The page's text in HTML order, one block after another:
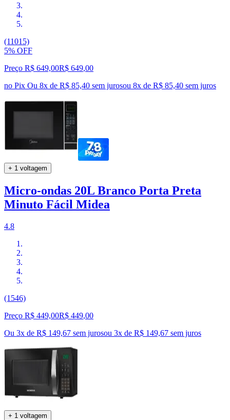
(11015)
5% OFF
Preço R$ 649,00R$ 649,00
no Pix Ou 8x de R$ 85,40 sem jurosou 8x de R$ 85,40 sem juros
+ 1 voltagem
Micro-ondas 20L Branco Porta Preta
Minuto Fácil Midea
4.8
(1546)
Preço R$ 449,00R$ 449,00
Ou 3x de R$ 149,67 sem jurosou 3x de R$ 149,67 sem juros
+ 1 voltagem